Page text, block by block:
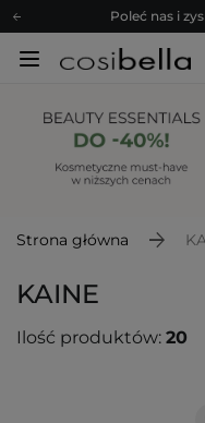
Poleć nas i
Zapisz się
Z nami to
Poleć nas i
Zapisz się
Strona główna
KAINE
Ilość produktów: 20